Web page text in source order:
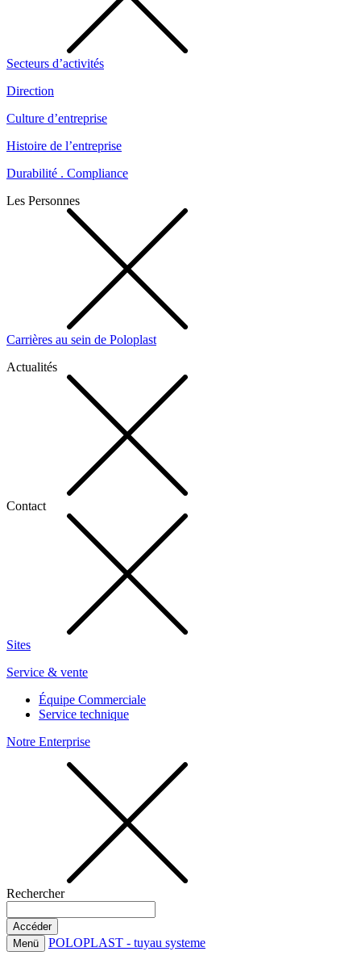
Secteurs d’activités
Direction
Culture d’entreprise
Histoire de l’entreprise
Durabilité . Compliance
Les Personnes
Carrières au sein de Poloplast
Actualités
Contact
Sites
Service & vente
Équipe Commerciale
Service technique
Notre Enterprise
Rechercher
Menü POLOPLAST - tuyau systeme